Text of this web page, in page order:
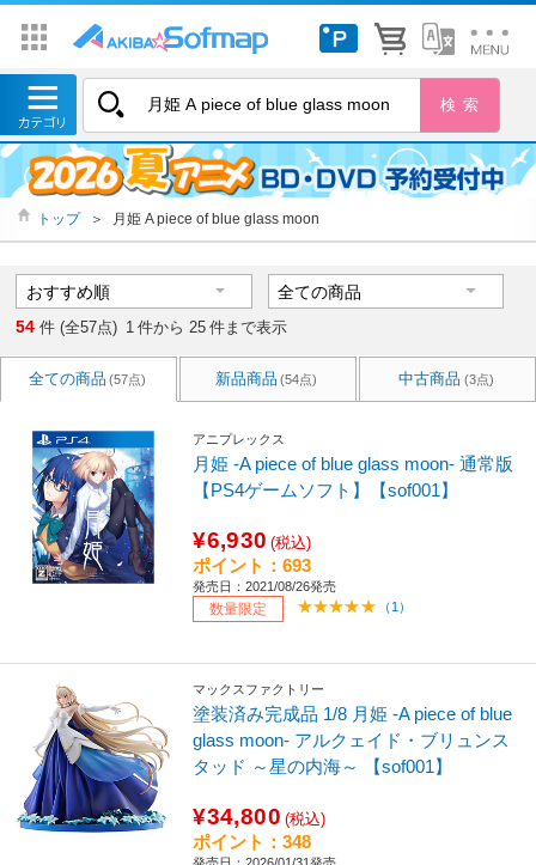
トップ ＞ 月姫 A piece of blue glass moon
54 件 (全57点) 1 件から 25 件まで表示
全ての商品 (57点) 新品商品 (54点) 中古商品 (3点)
アニプレックス
月姫 -A piece of blue glass moon- 通常版
【PS4ゲームソフト】【sof001】
¥6,930 (税込)
ポイント：693
発売日：2021/08/26発売
数量限定 （1）
マックスファクトリー
塗装済み完成品 1/8 月姫 -A piece of blue
glass moon- アルクェイド・ブリュンス
タッド ～星の内海～ 【sof001】
¥34,800 (税込)
ポイント：348